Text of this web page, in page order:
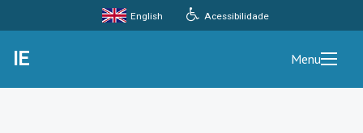
Acessibilidade
English
IE Menu